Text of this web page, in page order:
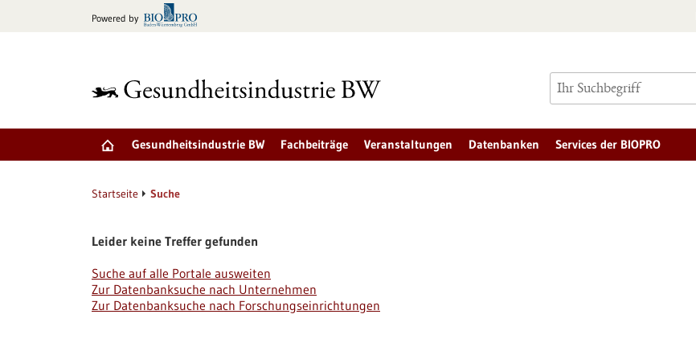
Powered by
Gesundheitsindustrie BW Fachbeiträge Veranstaltungen Datenbanken Services der BIOPRO
Startseite Suche
Leider keine Treffer gefunden
Suche auf alle Portale ausweiten
Zur Datenbanksuche nach Unternehmen
Zur Datenbanksuche nach Forschungseinrichtungen